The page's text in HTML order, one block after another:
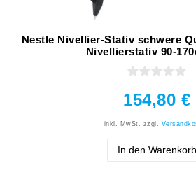
Nestle Nivellier-Stativ schwere
Nivellierstativ 90-
154,80 €
inkl. MwSt. zzgl.
In den Warenkorb